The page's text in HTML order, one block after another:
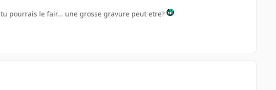
pourrais le fair... une grosse gravure peut etre?